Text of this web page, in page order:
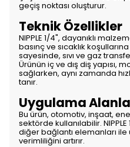
geçiş noktası oluşturur.
Teknik Özellikler
NIPPLE 1/4", dayanıklı
basınç ve sıcaklık
sayesinde, sıvı ve gaz
Ürünün iç ve dış diş yapısı,
sağlarken, aynı zamanda
tanır.
Uygulama
Bu ürün, otomotiv, inşaat,
sektörde kullanılabilir.
diğer bağlantı elemanları ile
verimliliğini artırır.